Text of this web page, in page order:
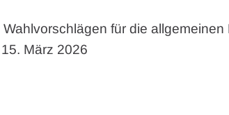
für die
März 2026